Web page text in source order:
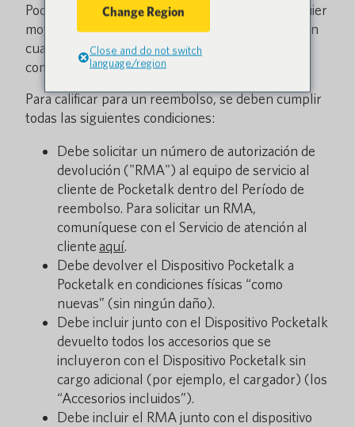
Pocketalk (el “Dispositivo Pocketalk”) por cualquier
motivo, puede solicitar un reembolso completo en
cualquier momentoEn 30 días
compra (el “Período de Devolución”).
Para calificar para un reembolso, se deben cumplir
todas las siguientes condiciones:
Debe solicitar un número de autorización de
devolución ("RMA") al equipo de servicio al
cliente de Pocketalk dentro del Período de
reembolso. Para solicitar un RMA,
comuníquese con el Servicio de atención al
clienteaquí.
Debe devolver el Dispositivo Pocketalk a
Pocketalk en condiciones físicas “como
nuevas” (sin ningún daño).
Debe incluir junto con el Dispositivo Pocketalk
devuelto todos los accesorios que se
incluyeron con el Dispositivo Pocketalk sin
cargo adicional (por ejemplo, el cargador) (los
“Accesorios incluidos”).
Debe incluir el RMA junto con el dispositivo
Change Region
Close and do not switch
language/region